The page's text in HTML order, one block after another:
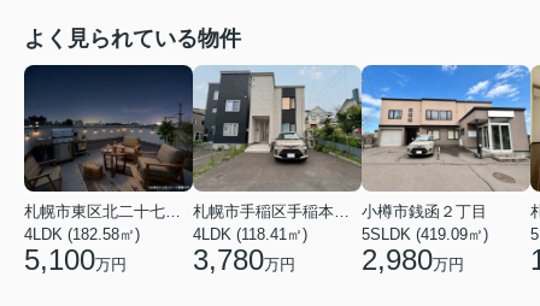
よく見られている物件
4LDK (182.58㎡)
5,100万円
4LDK (118.41㎡)
3,780万円
小樽市銭函２丁目
5SLDK (419.09㎡)
2,980万円